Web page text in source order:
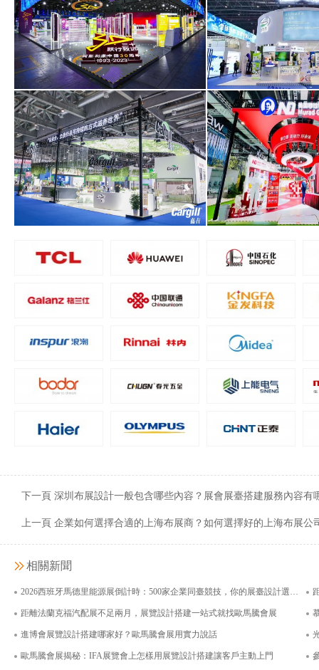
阿斯利康醫藥（上海）有限公司 恒天然商貿（上
嘉吉投資（中國）有限公司 上海諾鼎生物科
下一頁 深圳布展設計一般包含哪些內容？展會展臺搭建服務內容有
上一頁 企業如何選擇合適的上海布展商？如何選擇好的上海布展公
相關新聞
2026西班牙馬德里能源展倒計時：500家企業同臺競技，你的展臺設計選對了嗎？
距離法蘭克福汽配展不足兩月，展覽設計搭建一站式就找歐馬騰會展
進博會展覽設計搭建哪家好？歐馬騰會展用實力說話
歐馬騰會展揭秘：IFA展覽會上怎樣用展覽設計搭建讓客戶主動上門